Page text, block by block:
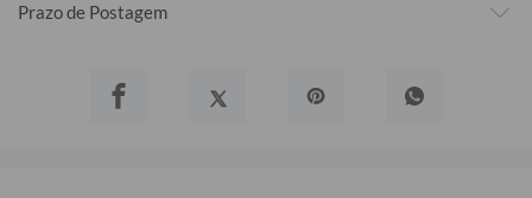
Prazo de Postagem